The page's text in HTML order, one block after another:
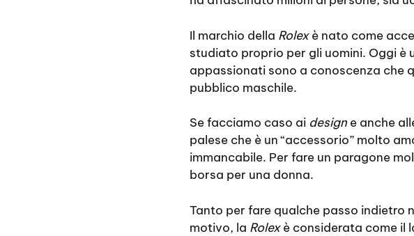
Il marchio della Rolexè nato come
studiato proprio per gli uomini. Oggi
appassionati sono a conoscenza che
pubblico maschile.
Se facciamo caso ai design e anche
palese che è un “accessorio” molto
immancabile. Per fare un paragone
borsa per una donna.
Tanto per fare qualche passo indietro
motivo, la Rolexè considerata come il